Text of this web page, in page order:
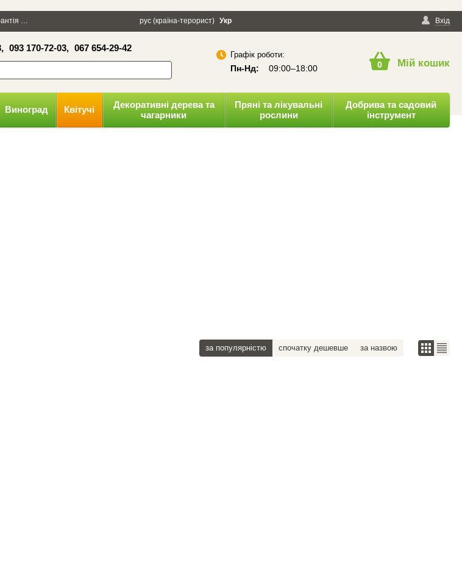
Політика конфіденційності Вхід
рус (країна-терорист) Укр
093 170-72-03, 067 654-29-42
Графік роботи:
Пн-Нд: 09:00–18:00 0 Мій кошик
Виноград Квітучі
Декоративні дерева та
чагарники
Пряні та лікувальні
рослини
Добрива та садовий
інструмент
за популярністю спочатку дешевше за назвою